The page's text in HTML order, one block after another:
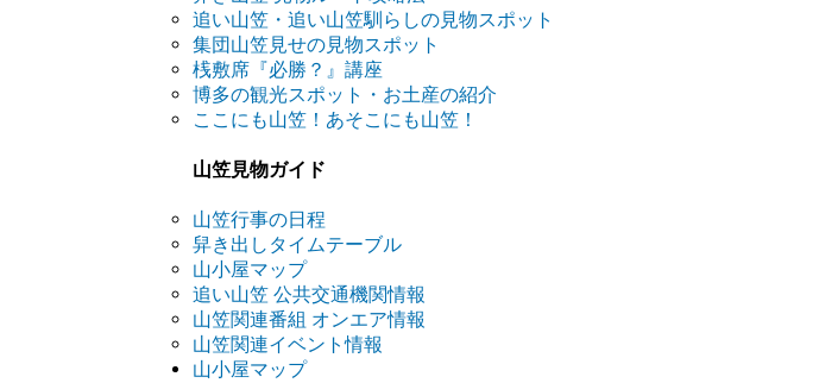
追い山笠・追い山笠馴らしの見物スポット
集団山笠見せの見物スポット
桟敷席『必勝？』講座
博多の観光スポット・お土産の紹介
ここにも山笠！あそこにも山笠！
山笠見物ガイド
山笠行事の日程
舁き出しタイムテーブル
山小屋マップ
追い山笠 公共交通機関情報
山笠関連番組 オンエア情報
山笠関連イベント情報
山小屋マップ